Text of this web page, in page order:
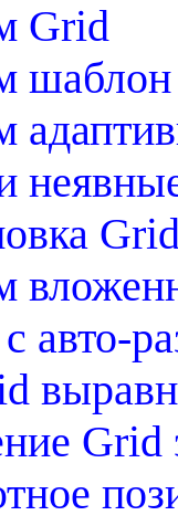
Grid
шаблон
авто-
Grid